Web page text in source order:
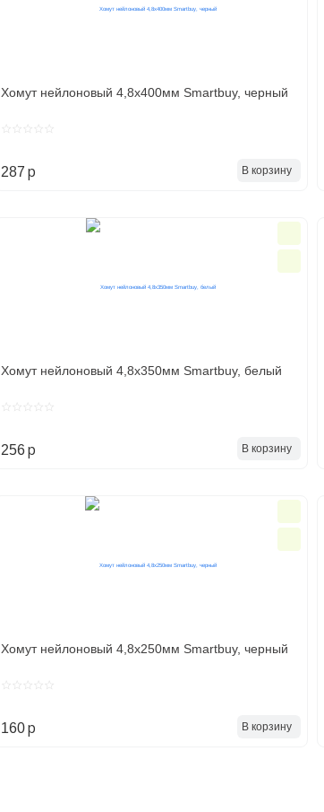
Хомут нейлоновый 4,8х400мм Smartbuy, черный
287 p В корзину
Хомут нейлоновый 4,8х350мм Smartbuy, белый
256 p В корзину
Хомут нейлоновый 4,8х250мм Smartbuy, черный
160 p В корзину